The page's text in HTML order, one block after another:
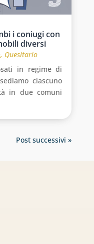
i coniugi con
diversi
, Quesitario
in regime di
ciascuno
in due comuni
Post successivi »